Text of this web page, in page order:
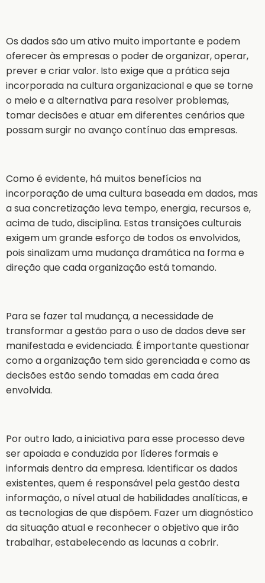
Os dados são um ativo muito importante e podem
oferecer às empresas o poder de organizar, operar,
prever e criar valor. Isto exige que a prática seja
incorporada na cultura organizacional e que se torne
o meio e a alternativa para resolver problemas,
tomar decisões e atuar em diferentes cenários que
possam surgir no avanço contínuo das empresas.
Como é evidente, há muitos benefícios na
incorporação de uma cultura baseada em dados, mas
a sua concretização leva tempo, energia, recursos e,
acima de tudo, disciplina. Estas transições culturais
exigem um grande esforço de todos os envolvidos,
pois sinalizam uma mudança dramática na forma e
direção que cada organização está tomando.
Para se fazer tal mudança, a necessidade de
transformar a gestão para o uso de dados deve ser
manifestada e evidenciada. É importante questionar
como a organização tem sido gerenciada e como as
decisões estão sendo tomadas em cada área
envolvida.
Por outro lado, a iniciativa para esse processo deve
ser apoiada e conduzida por líderes formais e
informais dentro da empresa. Identificar os dados
existentes, quem é responsável pela gestão desta
informação, o nível atual de habilidades analíticas, e
as tecnologias de que dispõem. Fazer um diagnóstico
da situação atual e reconhecer o objetivo que irão
trabalhar, estabelecendo as lacunas a cobrir.